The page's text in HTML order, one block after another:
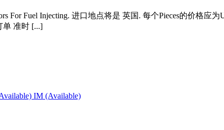
For Fuel Injecting. 进口地点将是 英国. 每个Pieces的价格应
单 准时 [...]
IM (Available)